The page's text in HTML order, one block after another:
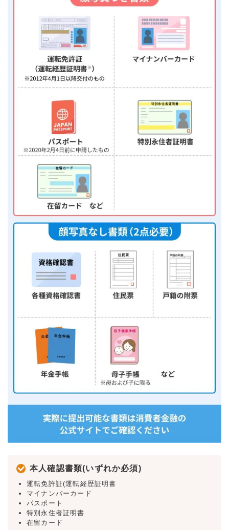
本人確認書類(いずれか必須)
運転免許証(運転経歴証明書
マイナンバーカード
パスポート
特別永住者証明書
在留カード